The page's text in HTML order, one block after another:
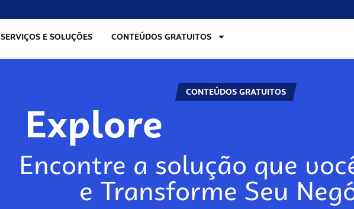
SERVIÇOS E SOLUÇÕES CONTEÚDOS GRATUITOS
CONTEÚDOS GRATUITOS
Explore
Encontre a solução que
e Transforme Seu